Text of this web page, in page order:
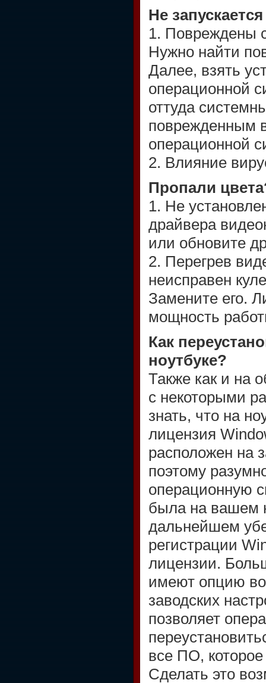
Не
1. Повреждены
Нужно найти
Далее, взять
операционной
оттуда
поврежденным
операционной
2. Влияние
Пропали
1. Не
драйвера
или обновите
2. Перегрев
неисправен
Замените его.
мощность
Как
ноутбуке?
Также как и на
с некоторыми
знать, что на
лицензия
расположен на
поэтому
операционную
была на вашем
дальнейшем
регистрации
лицензии.
имеют опцию
заводских
позволяет
все ПО,
Сделать это